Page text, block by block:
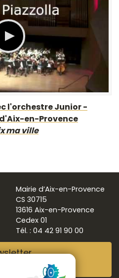
l'orchestre Junior -
en-Provence
ma ville
Mairie d’Aix-en-Provence
CS 30715
13616 Aix-en-Provence
Cedex 01
Tél. : 04 42 91 90 00